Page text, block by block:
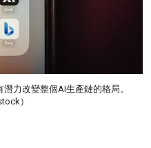
力改變整個AI生產鏈的格局。
）